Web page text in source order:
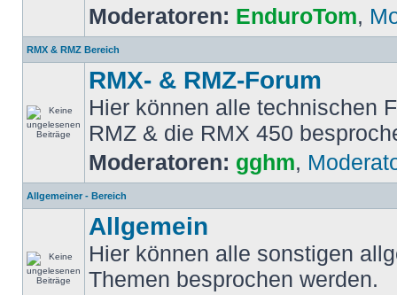
Moderatoren: EnduroTom,
RMX & RMZ Bereich
RMX- & RMZ-Forum
Hier können alle technischen
RMZ & die RMX 450
Moderatoren: gghm,
Allgemeiner - Bereich
Allgemein
Hier können alle sonstigen
Themen besprochen werden.